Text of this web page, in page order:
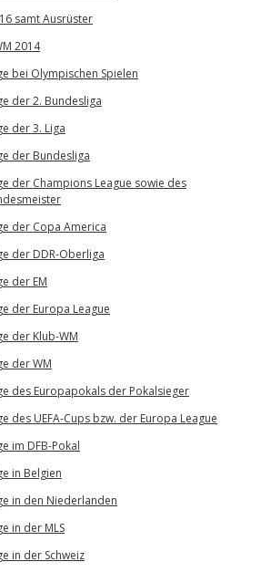
samt Ausrüster
2014
bei Olympischen Spielen
der 2. Bundesliga
der 3. Liga
der Bundesliga
der Champions League sowie des
der Copa America
der DDR-Oberliga
der EM
der Europa League
der Klub-WM
der WM
des Europapokals der Pokalsieger
des UEFA-Cups bzw. der Europa League
im DFB-Pokal
in Belgien
in den Niederlanden
in der MLS
in der Schweiz